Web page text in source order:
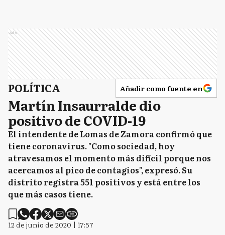
Ads
POLÍTICA Añadir como fuente en
Martín Insaurralde dio
positivo de COVID-19
El intendente de Lomas de Zamora confirmó que
tiene coronavirus. "Como sociedad, hoy
atravesamos el momento más difícil porque nos
acercamos al pico de contagios", expresó. Su
distrito registra 551 positivos y está entre los
que más casos tiene.
12 de junio de 2020 | 17:57